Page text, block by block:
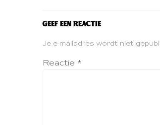
Geef een reactie
Je e-mailadres wordt niet
Reactie *